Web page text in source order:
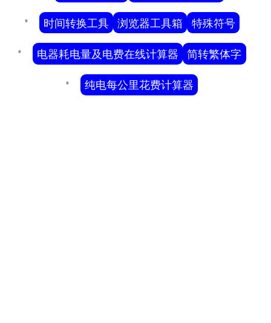
时间转换工具 浏览器工具箱 特殊符号
电器耗电量及电费在线计算器 简转繁体字
纯电每公里花费计算器